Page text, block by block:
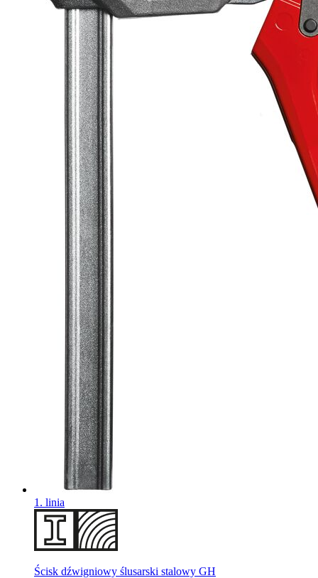
1. linia
Ścisk dźwigniowy ślusarski stalowy GH